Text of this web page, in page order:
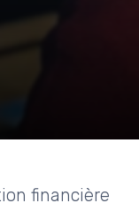
financière